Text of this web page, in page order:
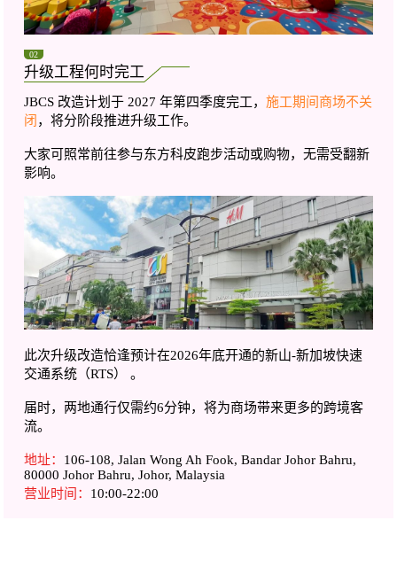
02
升级工程何时完工
JBCS 改造计划于 2027 年第四季度完工，施工期间商场不关
闭 ，将分阶段推进升级工作。
大家可照常前往参与东方科皮跑步活动或购物，无需受翻新
影响。
此次升级改造恰逢预计在2026年底开通的新山-新加坡快速
交通系统（RTS） 。
届时，两地通行仅需约6分钟，将为商场带来更多的跨境客
流。
地址： 106-108, Jalan Wong Ah Fook, Bandar Johor Bahru,
80000 Johor Bahru, Johor, Malaysia
营业时间： 10:00-22:00